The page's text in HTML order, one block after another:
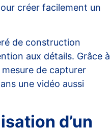
créer facilement un
de construction
aux détails. Grâce à
de capturer
une vidéo aussi
d’un